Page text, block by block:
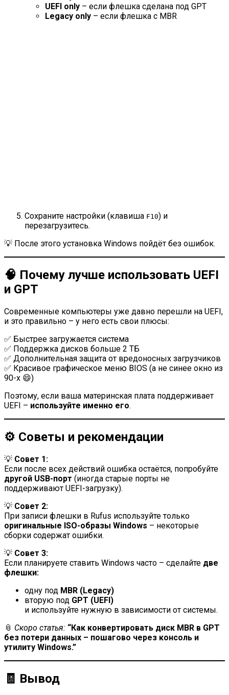
UEFI only – если флешка сделана под GPT
Legacy only – если флешка с MBR
Сохраните настройки (клавиша F10) и
перезагрузитесь.
💡 После этого установка Windows пойдёт без ошибок.
🧠 Почему лучше использовать UEFI
и GPT
Современные компьютеры уже давно перешли на UEFI,
и это правильно – у него есть свои плюсы:
✅ Быстрее загружается система
✅ Поддержка дисков больше 2 ТБ
✅ Дополнительная защита от вредоносных загрузчиков
✅ Красивое графическое меню BIOS (а не синее окно из
90-х 😄)
Поэтому, если ваша материнская плата поддерживает
UEFI – используйте именно его.
⚙️ Советы и рекомендации
💡 Совет 1:
Если после всех действий ошибка остаётся, попробуйте
другой USB-порт (иногда старые порты не
поддерживают UEFI-загрузку).
💡 Совет 2:
При записи флешки в Rufus используйте только
оригинальные ISO-образы Windows – некоторые
сборки содержат ошибки.
💡 Совет 3:
Если планируете ставить Windows часто – сделайте две
флешки:
одну под MBR (Legacy)
вторую под GPT (UEFI)
и используйте нужную в зависимости от системы.
📎 Скоро статья: “Как конвертировать диск MBR в GPT
без потери данных – пошагово через консоль и
утилиту Windows.”
🧾 Вывод